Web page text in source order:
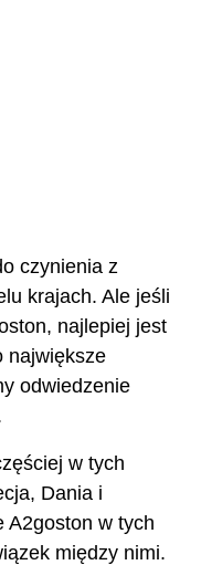
czynienia z
krajach. Ale jeśli
najlepiej jest
największe
odwiedzenie
w tych
Dania i
A2goston w tych
między nimi.